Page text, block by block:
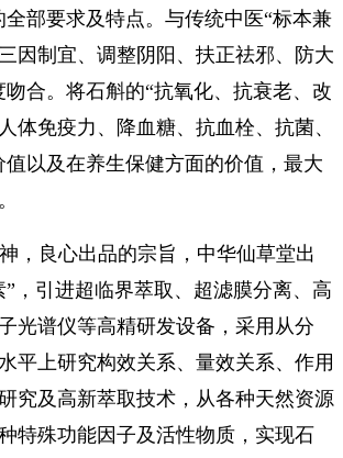
全部要求及特点。与传统中医“标本兼
因制宜、调整阴阳、扶正祛邪、防大
吻合。将石斛的“抗氧化、抗衰老、改
体免疫力、降血糖、抗血栓、抗菌、
值以及在养生保健方面的价值，最大
，良心出品的宗旨，中华仙草堂出
”，引进超临界萃取、超滤膜分离、高
光谱仪等高精研发设备，采用从分
平上研究构效关系、量效关系、作用
究及高新萃取技术，从各种天然资源
特殊功能因子及活性物质，实现石